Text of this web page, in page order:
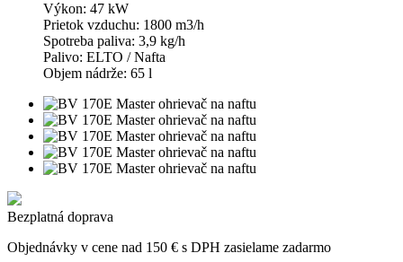
Výkon: 47 kW
Prietok vzduchu: 1800 m3/h
Spotreba paliva: 3,9 kg/h
Palivo: ELTO / Nafta
Objem nádrže: 65 l
Bezplatná doprava
Objednávky v cene nad 150 € s DPH zasielame zadarmo